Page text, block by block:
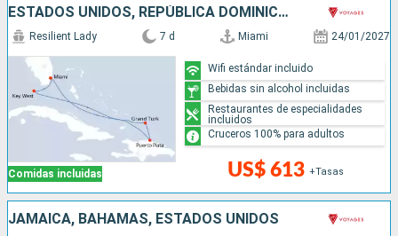
ESTADOS UNIDOS, REPÚBLICA DOMINICANA
Comidas incluidas
Resilient Lady 7 d Miami 24/01/2027
US$ 613 +Tasas
Wifi estándar incluido
Bebidas sin alcohol incluidas
Restaurantes de especialidades
incluidos
Cruceros 100% para adultos
JAMAICA, BAHAMAS, ESTADOS UNIDOS